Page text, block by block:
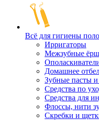
Всё для гигиены
Ирригаторы
Межзубные
Домашнее
Зубные пасты и
Средства по
Средства для
Флоссы, нити
Скребки и